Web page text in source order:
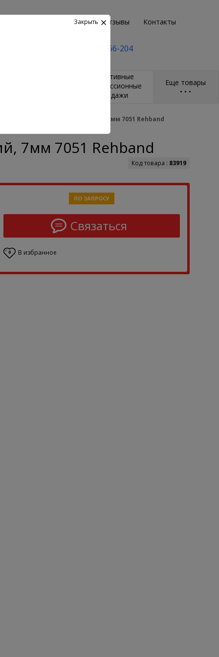
Пункты выдачи Отзывы Контакты
+7(495) 2-666-204
Еще товары
• • •
Спортивные
компрессионные
бандажи
для силовых упражнений, 7мм 7051 Rehband
7мм 7051 Rehband
Код товара : 83919
ПО ЗАПРОСУ
Связаться
0 В избранное
Закрыть